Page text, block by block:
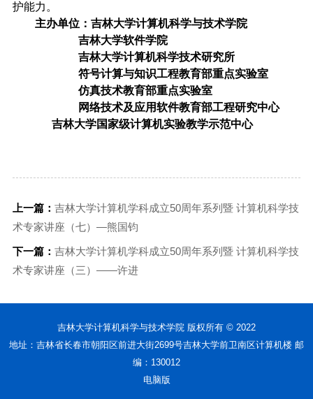
护能力。
主办单位： 吉林大学计算机科学与技术学院
吉林大学软件学院
吉林大学计算机科学技术研究所
符号计算与知识工程教育部重点实验室
仿真技术教育部重点实验室
网络技术及应用软件教育部工程研究中心
吉林大学国家级计算机实验教学示范中心
上一篇： 吉林大学计算机学科成立50周年系列暨 计算机科学技
术专家讲座（七）—熊国钧
下一篇： 吉林大学计算机学科成立50周年系列暨 计算机科学技
术专家讲座（三）——许进
吉林大学计算机科学与技术学院 版权所有 © 2022
地址：吉林省长春市朝阳区前进大街2699号吉林大学前卫南区计算机楼 邮
编：130012
电脑版